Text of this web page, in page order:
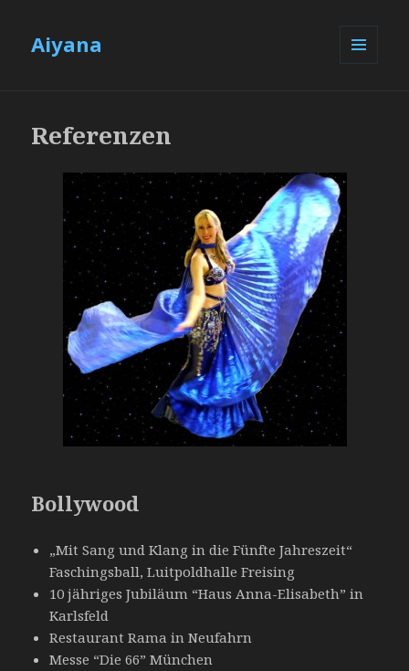
Aiyana
Referenzen
Bollywood
„Mit Sang und Klang in die Fünfte Jahreszeit“
Faschingsball, Luitpoldhalle Freising
10 jähriges Jubiläum “Haus Anna-Elisabeth” in
Karlsfeld
Restaurant Rama in Neufahrn
Messe “Die 66” München